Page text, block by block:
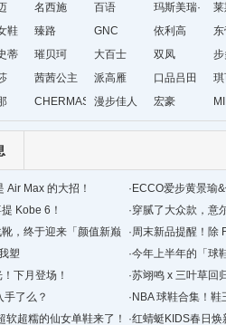
名西施 百语
玛斯美瑞·
琳
鞋 臻路 GNC 依利高
蒂
璀贝珂 大百士 双凤
茜茜公主 派高雁 口品吕田
CHERMAS&KAETH
漫步佳人 宏豪
Air Max 的大招！ · ECCO爱步黄景瑜
Kobe 6！ ·穿腻了大众款，‍‍意
，终于迎来「颜值新巅
·周末新品提醒！除
塑 ·今年上半年的「球
简单！
下月登场！ ·苏翊鸣 x 三叶草回
手了么？ · NBA 球鞋合集！
超糯的仙女单鞋来了！ ·红蜻蜓KIDS春日焕